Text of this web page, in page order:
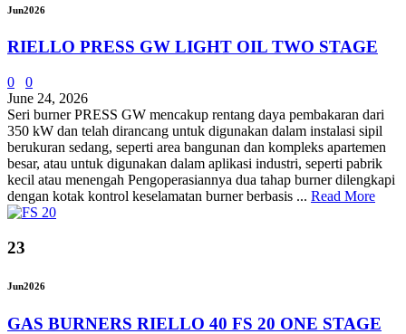
Jun2026
RIELLO PRESS GW LIGHT OIL TWO STAGE
0
0
June 24, 2026
Seri burner PRESS GW mencakup rentang daya pembakaran dari
350 kW dan telah dirancang untuk digunakan dalam instalasi sipil
berukuran sedang, seperti area bangunan dan kompleks apartemen
besar, atau untuk digunakan dalam aplikasi industri, seperti pabrik
kecil atau menengah Pengoperasiannya dua tahap burner dilengkapi
dengan kotak kontrol keselamatan burner berbasis ... Read More
23
Jun2026
GAS BURNERS RIELLO 40 FS 20 ONE STAGE